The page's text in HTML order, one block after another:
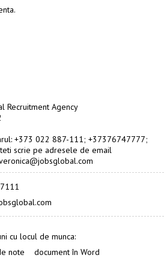
Recruitment Agency
+373 022 887-111; +37376747777;
scrie pe adresele de email
cu locul de munca:
note
document în Word